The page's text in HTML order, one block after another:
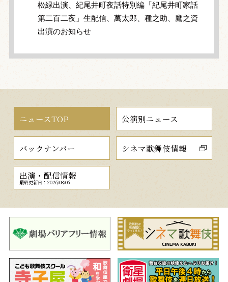
松緑出演、紀尾井町夜話特別編「紀尾井町家話
第二百二夜」生配信、萬太郎、種之助、鷹之資
出演のお知らせ
ニュースTOP 公演別ニュース
バックナンバー シネマ歌舞伎情報
出演・配信情報
最終更新日：2026/08/06